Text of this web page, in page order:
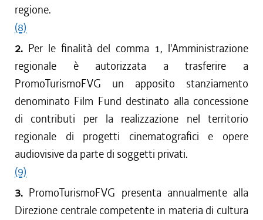
regione.
(8)
2. Per le finalità del comma 1, l'Amministrazione
regionale è autorizzata a trasferire a
PromoTurismoFVG un apposito stanziamento
denominato Film Fund destinato alla concessione
di contributi per la realizzazione nel territorio
regionale di progetti cinematografici e opere
audiovisive da parte di soggetti privati.
(9)
3. PromoTurismoFVG presenta annualmente alla
Direzione centrale competente in materia di cultura